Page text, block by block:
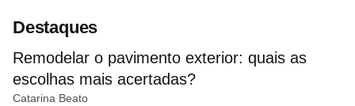
Destaques
Remodelar o pavimento exterior: quais as
escolhas mais acertadas?
Catarina Beato